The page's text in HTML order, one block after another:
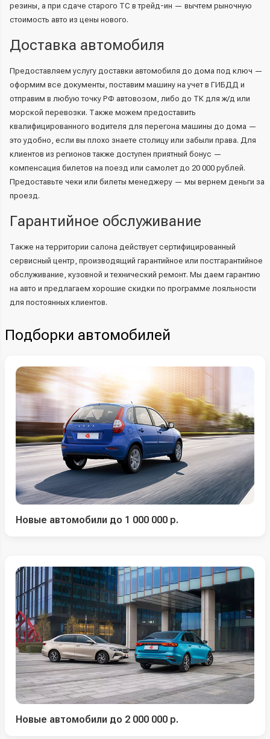
резины, а при сдаче старого ТС в трейд-ин — вычтем рыночную
стоимость авто из цены нового.
Доставка автомобиля
Предоставляем услугу доставки автомобиля до дома под ключ —
оформим все документы, поставим машину на учет в ГИБДД и
отправим в любую точку РФ автовозом, либо до ТК для ж/д или
морской перевозки. Также можем предоставить
квалифицированного водителя для перегона машины до дома —
это удобно, если вы плохо знаете столицу или забыли права. Для
клиентов из регионов также доступен приятный бонус —
компенсация билетов на поезд или самолет до 20 000 рублей.
Предоставьте чеки или билеты менеджеру — мы вернем деньги за
проезд.
Гарантийное обслуживание
Также на территории салона действует сертифицированный
сервисный центр, производящий гарантийное или постгарантийное
обслуживание, кузовной и технический ремонт. Мы даем гарантию
на авто и предлагаем хорошие скидки по программе лояльности
для постоянных клиентов.
Подборки автомобилей
Новые автомобили до 1 000 000 р.
Новые автомобили до 2 000 000 р.